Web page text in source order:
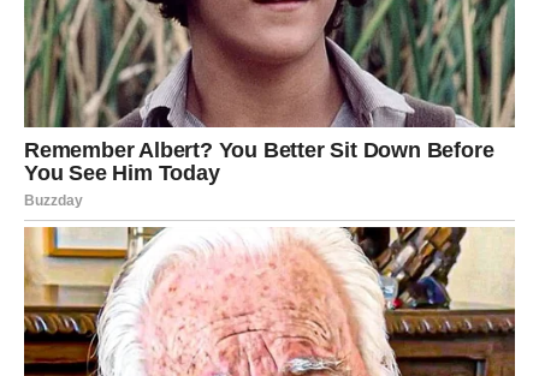
Ne dozvolite da vas strah od nepoznatog zaustavi.
Vaga
Za vas 27. jun donosi prelepu energiju novih početaka.
Posle perioda nesigurnosti konačno dolazi osećaj da se
stvari vraćaju na svoje mesto.
Finansijska situacija postaje stabilnija, a moguće su i
dobre vesti vezane za posao.